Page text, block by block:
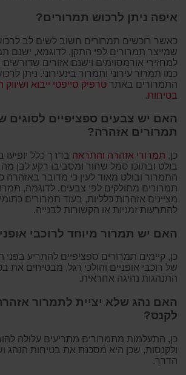
איפה ניתן לרכוש תמרורים?
כאשר רוכשים תמרורים חשוב לשים לב לרכוש
שמייצר תמרורים לפי התקן. לדוגמא, ישנם
למחזירי אורמסוימים וישנם אזורים
כמו תמרור עירוני ותמרור בינעירוני. ניתן
התמרורים באתר טרפיק סייפטי ייבוא
בטיחות.
האם יש צבעים ספציפיים לסוגים
תמרורים אזהרה?
כן, תמרורי אזהרה והתראה בדרך כלל
בולט ובתוכו סמל שחור ומסביבו רקע לבן
התמרור ובולט מאוד לעין כי מדובר באזהרה
תמרורים מחולקים לפי צבעים. לדוגמה,
מציינים אזהרות כלליות, בעוד תמרורים
להתרעות זמניות או הקשורות לבנייה.
האם יש תמרור מיוחד לרוכבי
כן, קיימים תמרורים ספציפיים להתריע בפני
של רוכבי אופניים והולכי רגל, מבטיחים את
התנהגות נהיגה אחראית.
האם נהג שלא יציית לתמרור
לקנס?
כן, התעלמות מתמרורים מתריעים עלולה
ולקנסות, שכן היא מסכנת את בטיחות
הדרך.